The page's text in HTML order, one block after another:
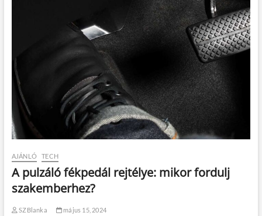
AJÁNLÓ TECH
A pulzáló fékpedál rejtélye: mikor fordulj
szakemberhez?
SZBlanka május 15, 2024